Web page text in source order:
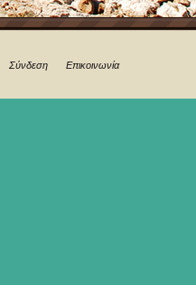
Σύνδεση Επικοινωνία